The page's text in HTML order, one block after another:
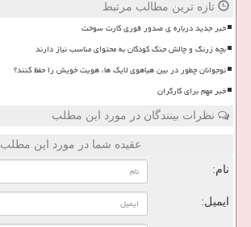
تازه ترین مطالب مرتبط
خبر جدید درباره ی صدور فوری کارت سوخت
بچه زرنگ و چالش جنگ کودکان به محتوای مناسب نیاز دارند
نوجوانان چطور در بین هیاهوی لایک ها، هویت خویش را حفظ کنند؟
خبر مهم برای کارگران
نظرات بینندگان در مورد این مطلب
عقیده شما در مورد این مطلب
نام:
ایمیل: